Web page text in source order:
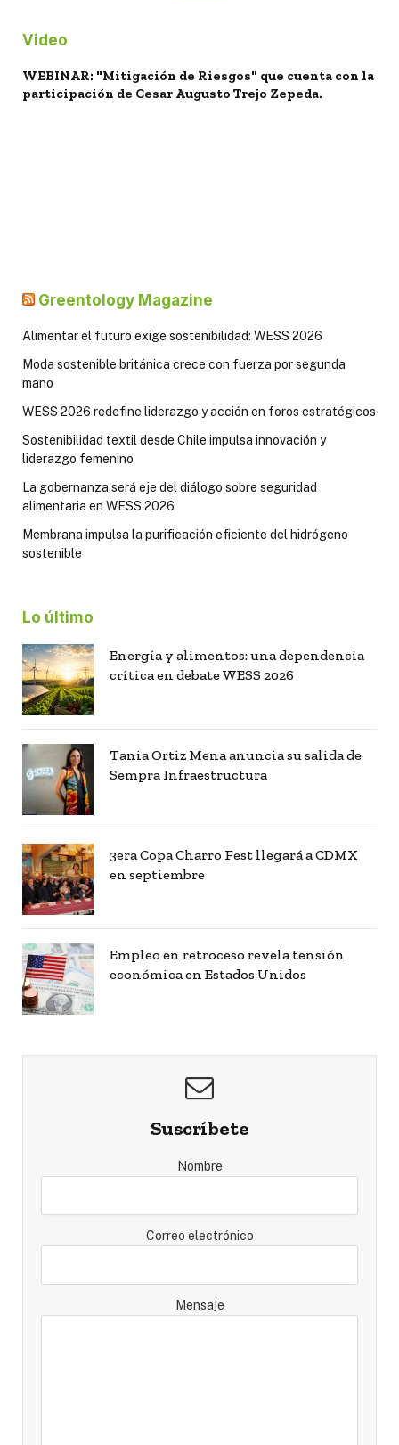
Video
WEBINAR: "Mitigación de Riesgos" que cuenta con la
participación de Cesar Augusto Trejo Zepeda.
Greentology Magazine
Alimentar el futuro exige sostenibilidad: WESS 2026
Moda sostenible británica crece con fuerza por segunda
mano
WESS 2026 redefine liderazgo y acción en foros estratégicos
Sostenibilidad textil desde Chile impulsa innovación y
liderazgo femenino
La gobernanza será eje del diálogo sobre seguridad
alimentaria en WESS 2026
Membrana impulsa la purificación eficiente del hidrógeno
sostenible
Lo último
Energía y alimentos: una dependencia
crítica en debate WESS 2026
Tania Ortiz Mena anuncia su salida de
Sempra Infraestructura
3era Copa Charro Fest llegará a CDMX
en septiembre
Empleo en retroceso revela tensión
económica en Estados Unidos
Suscríbete
Nombre
Correo electrónico
Mensaje